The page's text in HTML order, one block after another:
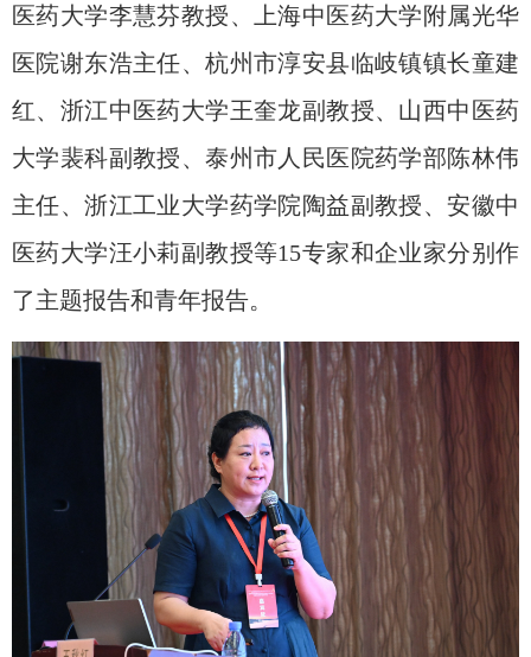
医药大学李慧芬教授、上海中医药大学附属光华
医院谢东浩主任、杭州市淳安县临岐镇镇长童建
红、浙江中医药大学王奎龙副教授、山西中医药
大学裴科副教授、泰州市人民医院药学部陈林伟
主任、浙江工业大学药学院陶益副教授、安徽中
医药大学汪小莉副教授等15专家和企业家分别作
了主题报告和青年报告。